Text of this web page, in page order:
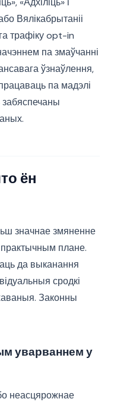
Вялікабрытаніі
трафіку opt-in
па змаўчанні
ўзнаўлення,
па мадэлі
ён
значнае змяненне
плане.
да выканання
сродкі
Законны
уварваннем у
неасцярожнае